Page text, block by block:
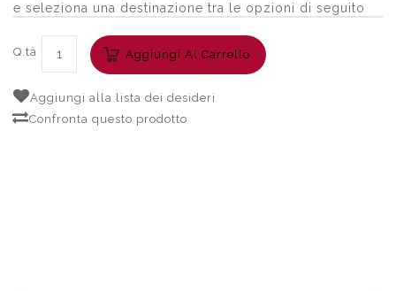
e seleziona una destinazione tra le opzioni di seguito
Q.tà Aggiungi Al Carrello
Aggiungi alla lista dei desideri
Confronta questo prodotto